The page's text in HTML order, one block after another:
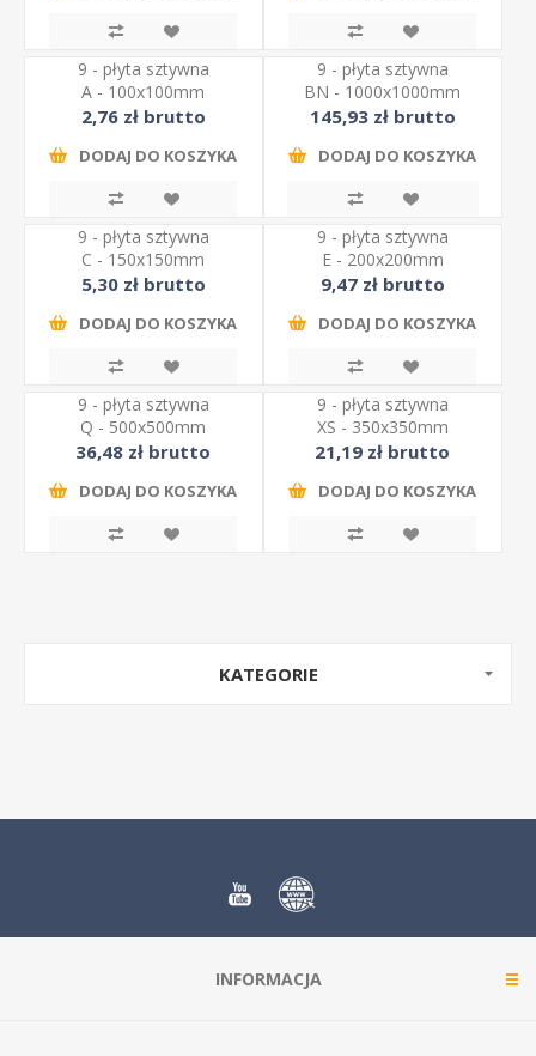
9 - płyta sztywna
A - 100x100mm
2,76 zł brutto
DODAJ DO KOSZYKA
9 - płyta sztywna
BN - 1000x1000mm
145,93 zł brutto
DODAJ DO KOSZYKA
9 - płyta sztywna
C - 150x150mm
5,30 zł brutto
DODAJ DO KOSZYKA
9 - płyta sztywna
E - 200x200mm
9,47 zł brutto
DODAJ DO KOSZYKA
9 - płyta sztywna
Q - 500x500mm
36,48 zł brutto
DODAJ DO KOSZYKA
9 - płyta sztywna
XS - 350x350mm
21,19 zł brutto
DODAJ DO KOSZYKA
KATEGORIE
INFORMACJA